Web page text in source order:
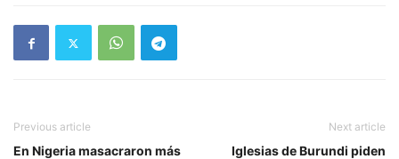
Previous article
En Nigeria masacraron más
Next article
Iglesias de Burundi piden